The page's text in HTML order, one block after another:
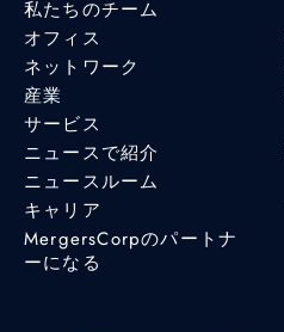
私たちのチーム
オフィス
ネットワーク
産業
サービス
ニュースで紹介
ニュースルーム
キャリア
MergersCorpのパートナ
ーになる